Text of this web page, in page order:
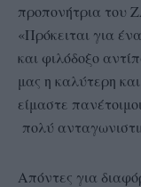
προπονήτρια του
«Πρόκειται για
και φιλόδοξο
μας η καλύτερη
είμαστε
πολύ
Απόντες για